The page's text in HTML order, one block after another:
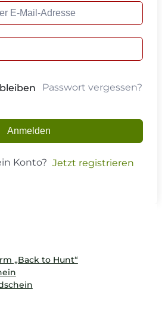
Passwort vergessen?
Anmelden
Konto? Jetzt registrieren
„Back to Hunt“